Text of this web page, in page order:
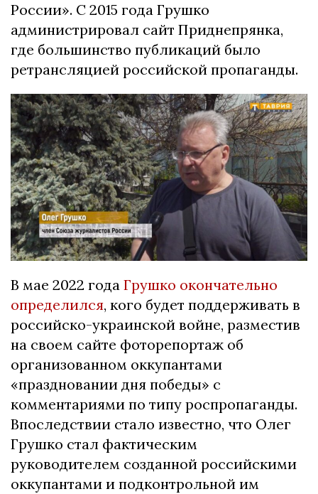
России». С 2015 года Грушко
администрировал сайт Приднепрянка,
где большинство публикаций было
ретрансляцией российской пропаганды.
В мае 2022 года Грушко окончательно
определился, кого будет поддерживать в
российско-украинской войне, разместив
на своем сайте фоторепортаж об
организованном оккупантами
«праздновании дня победы» с
комментариями по типу роспропаганды.
Впоследствии стало известно, что Олег
Грушко стал фактическим
руководителем созданной российскими
оккупантами и подконтрольной им